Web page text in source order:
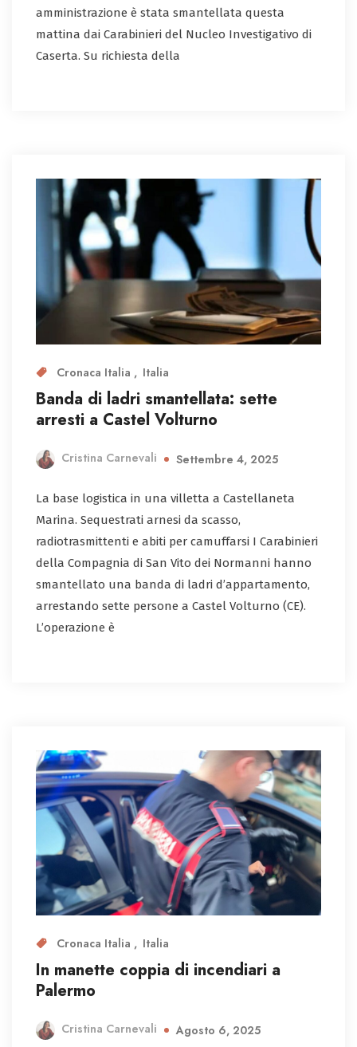
amministrazione è stata smantellata questa
mattina dai Carabinieri del Nucleo Investigativo di
Caserta. Su richiesta della
Cronaca Italia Italia
Banda di ladri smantellata: sette
arresti a Castel Volturno
Cristina Carnevali Settembre 4, 2025
La base logistica in una villetta a Castellaneta
Marina. Sequestrati arnesi da scasso,
radiotrasmittenti e abiti per camuffarsi I Carabinieri
della Compagnia di San Vito dei Normanni hanno
smantellato una banda di ladri d’appartamento,
arrestando sette persone a Castel Volturno (CE).
L’operazione è
Cronaca Italia Italia
In manette coppia di incendiari a
Palermo
Cristina Carnevali Agosto 6, 2025